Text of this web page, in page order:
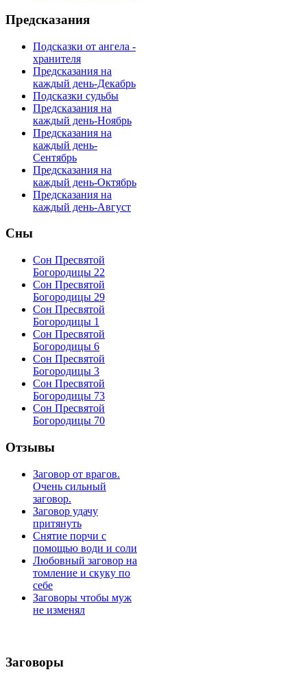
Предсказания
Подсказки от ангела -
хранителя
Предсказания на
каждый день-Декабрь
Подсказки судьбы
Предсказания на
каждый день-Ноябрь
Предсказания на
каждый день-
Сентябрь
Предсказания на
каждый день-Октябрь
Предсказания на
каждый день-Август
Сны
Сон Пресвятой
Богородицы 22
Сон Пресвятой
Богородицы 29
Сон Пресвятой
Богородицы 1
Сон Пресвятой
Богородицы 6
Сон Пресвятой
Богородицы 3
Сон Пресвятой
Богородицы 73
Сон Пресвятой
Богородицы 70
Отзывы
Заговор от врагов.
Очень сильный
заговор.
Заговор удачу
притянуть
Снятие порчи с
помощью води и соли
Любовный заговор на
томление и скуку по
себе
Заговоры чтобы муж
не изменял
Заговоры